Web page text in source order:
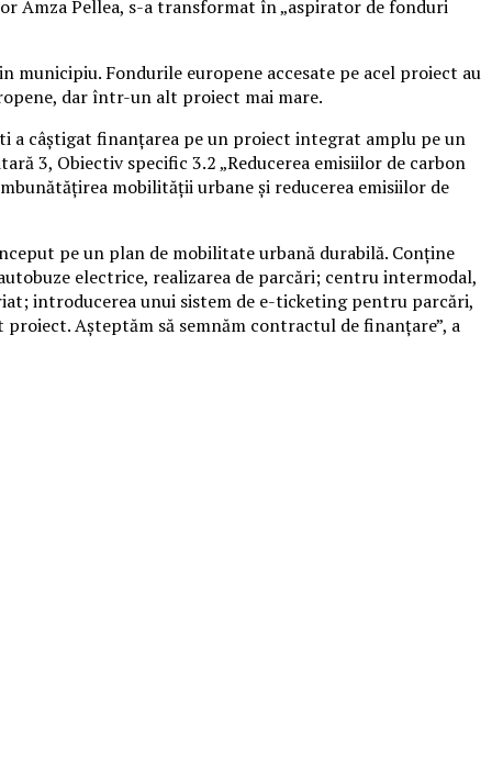
Amza Pellea, s-a transformat în „aspirator de fonduri
municipiu. Fondurile europene accesate pe acel proiect au
dar într-un alt proiect mai mare.
a câştigat finanţarea pe un proiect integrat amplu pe un
3, Obiectiv specific 3.2 „Reducerea emisiilor de carbon
mobilităţii urbane şi reducerea emisiilor de
pe un plan de mobilitate urbană durabilă. Conţine
electrice, realizarea de parcări; centru intermodal,
introducerea unui sistem de e-ticketing pentru parcări,
Aşteptăm să semnăm contractul de finanţare”, a